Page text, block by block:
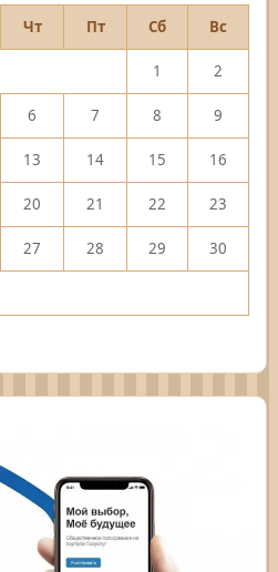
Чт Пт Сб Вс
1 2
6 7 8 9
13 14 15 16
20 21 22 23
27 28 29 30